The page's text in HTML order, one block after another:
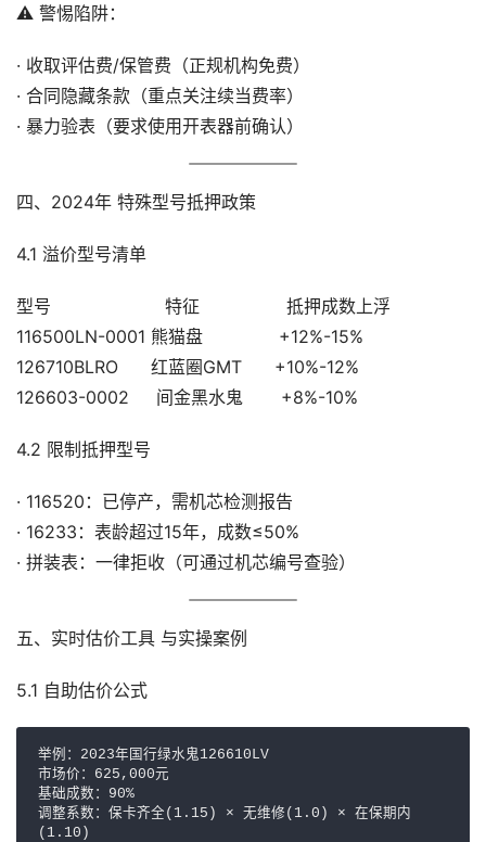
⚠️ 警惕陷阱：
· 收取评估费/保管费（正规机构免费）
· 合同隐藏条款（重点关注续当费率）
· 暴力验表（要求使用开表器前确认）
四、2024年 特殊型号抵押政策
4.1 溢价型号清单
型号                     特征                抵押成数上浮
116500LN-0001 熊猫盘              +12%-15%
126710BLRO      红蓝圈GMT      +10%-12%
126603-0002     间金黑水鬼       +8%-10%
4.2 限制抵押型号
· 116520：已停产，需机芯检测报告
· 16233：表龄超过15年，成数≤50%
· 拼装表：一律拒收（可通过机芯编号查验）
五、实时估价工具 与实操案例
5.1 自助估价公式
举例：2023年国行绿水鬼126610LV
市场价：625,000元
基础成数：90%
调整系数：保卡齐全(1.15) × 无维修(1.0) × 在保期内
(1.10)